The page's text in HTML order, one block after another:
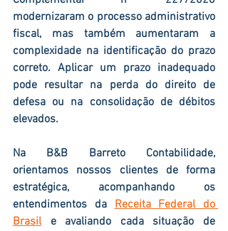
modernizaram o processo administrativo
fiscal, mas também aumentaram a
complexidade na identificação do prazo
correto. Aplicar um prazo inadequado
pode resultar na perda do direito de
defesa ou na consolidação de débitos
elevados.
Na B&B Barreto Contabilidade,
orientamos nossos clientes de forma
estratégica, acompanhando os
entendimentos da Receita Federal do
Brasil e avaliando cada situação de